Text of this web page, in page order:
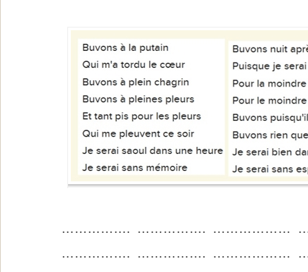
……………. ……………. ………………
……………. ……………. ………………